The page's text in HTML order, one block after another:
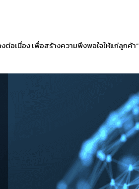
อเนื่อง เพื่อสร้างความพึงพอใจให้แก่ลูกค้า”